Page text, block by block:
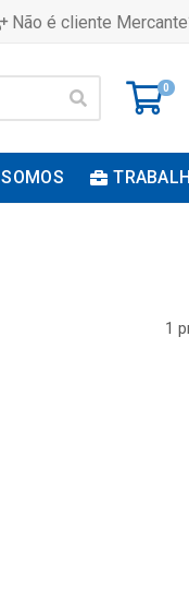
Não é cliente
0
1